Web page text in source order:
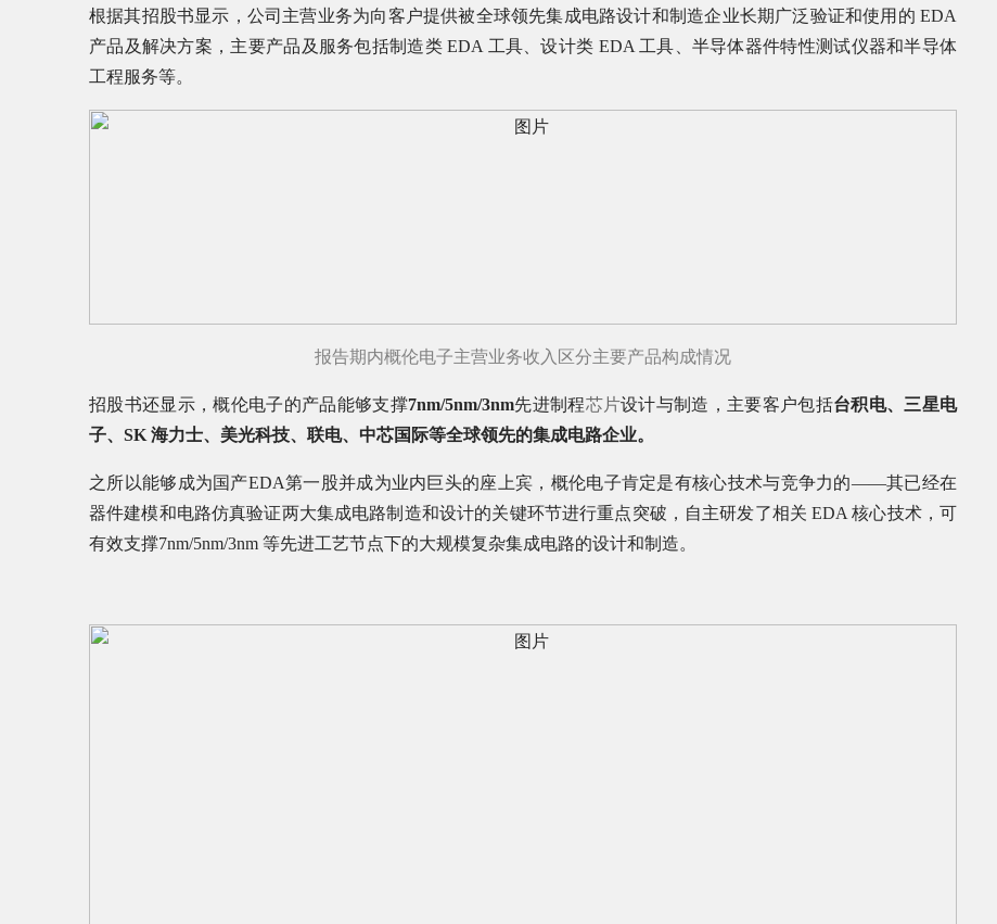
根据其招股书显示，公司主营业务为向客户提供被全球领先集成电路设计和制造企业长期广泛验证和使用的 EDA
产品及解决方案，主要产品及服务包括制造类 EDA 工具、设计类 EDA 工具、半导体器件特性测试仪器和半导体
工程服务等。
报告期内概伦电子主营业务收入区分主要产品构成情况
招股书还显示，概伦电子的产品能够支撑7nm/5nm/3nm先进制程芯片设计与制造，主要客户包括台积电、三星电
子、SK 海力士、美光科技、联电、中芯国际等全球领先的集成电路企业。
之所以能够成为国产EDA第一股并成为业内巨头的座上宾，概伦电子肯定是有核心技术与竞争力的——其已经在
器件建模和电路仿真验证两大集成电路制造和设计的关键环节进行重点突破，自主研发了相关 EDA 核心技术，可
有效支撑7nm/5nm/3nm 等先进工艺节点下的大规模复杂集成电路的设计和制造。